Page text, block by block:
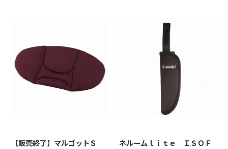
【販売終了】マルゴットＳ
ネルームｌｉｔｅ ＩＳＯＦ